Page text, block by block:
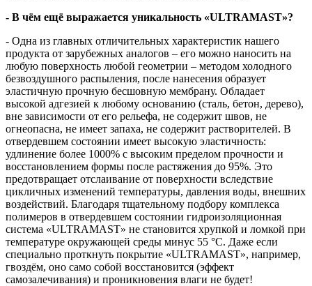
- В чём ещё выражается уникальность «ULTRAMAST»?
- Одна из главных отличительных характеристик нашего
продукта от зарубежных аналогов – его можно наносить на
любую поверхность любой геометрии – методом холодного
безвоздушного распыления, после нанесения образует
эластичную прочную бесшовную мембрану. Обладает
высокой адгезией к любому основанию (сталь, бетон, дерево),
вне зависимости от его рельефа, не содержит швов, не
огнеопасна, не имеет запаха, не содержит растворителей. В
отвердевшем состоянии имеет высокую эластичность:
удлинение более 1000% с высоким пределом прочности и
восстановлением формы после растяжения до 95%. Это
предотвращает отслаивание от поверхности вследствие
цикличных изменений температуры, давления воды, внешних
воздействий. Благодаря тщательному подбору комплекса
полимеров в отвердевшем состоянии гидроизоляционная
система «ULTRAMAST» не становится хрупкой и ломкой при
температуре окружающей среды минус 55 °С. Даже если
специально проткнуть покрытие «ULTRAMAST», например,
гвоздём, оно само собой восстановится (эффект
самозалечивания) и проникновения влаги не будет!